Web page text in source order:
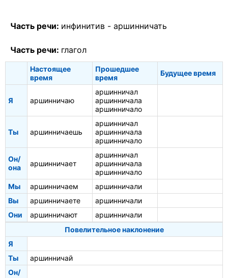
Часть речи: инфинитив - аршинничать
Часть речи: глагол
Настоящее
время
Прошедшее
время
Будущее время
Я аршинничаю
аршинничал
аршинничала
аршинничало
Ты аршинничаешь
аршинничал
аршинничала
аршинничало
Он/
она
аршинничает
аршинничал
аршинничала
аршинничало
Мы
аршинничаем
аршинничали
Вы
аршинничаете
аршинничали
Они
аршинничают
аршинничали
Повелительное наклонение
Я
Ты
аршинничай
Он/